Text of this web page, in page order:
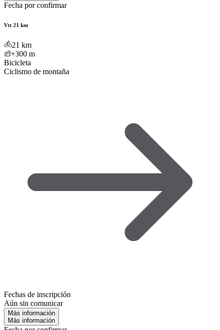
Fecha por confirmar
Vtt 21 km
21 km
+300 m
Bicicleta
Ciclismo de montaña
Fechas de inscripción
Aún sin comunicar
Más información
Más información